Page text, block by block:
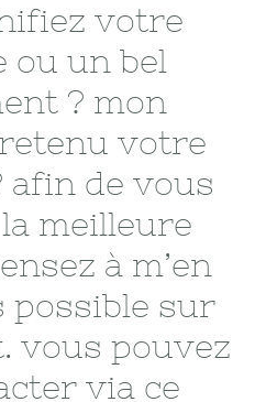
votre
ou un bel
? mon
votre
afin de vous
meilleure
à m’en
possible sur
vous pouvez
via ce